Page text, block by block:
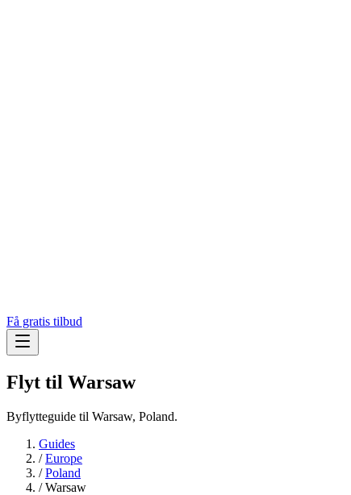
Få gratis tilbud
Flyt til Warsaw
Byflytteguide til Warsaw, Poland.
Guides
/Europe
/Poland
/Warsaw